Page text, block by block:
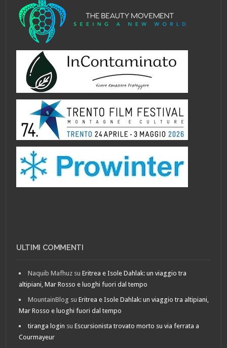
ULTIMI COMMENTI
Naquib Mafhuz suEritrea e Isole Dahlak: un viaggio tra
altipiani, Mar Rosso e luoghi fuori dal tempo
MountainBlog suEritrea e Isole Dahlak: un viaggio tra altipiani,
Mar Rosso e luoghi fuori dal tempo
tiranga login suEscursionista trovato morto su via ferrata a
Courmayeur